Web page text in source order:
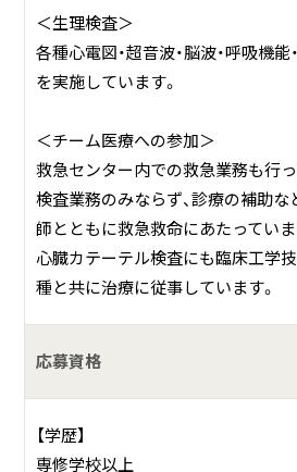
＜生理検査＞
各種心電図・超音波・脳波・呼吸機
を実施しています。
＜チーム医療への参加＞
救急センター内での救急業務も行っ
検査業務のみならず、診療の補助な
師とともに救急救命にあたっていま
心臓カテーテル検査にも臨床工学
種と共に治療に従事しています。
応募資格
【学歴】
専修学校以上